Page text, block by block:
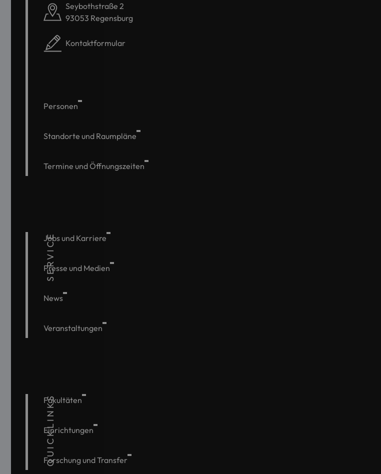
Seybothstraße 2
93053 Regensburg
Kontaktformular
Personen
Standorte und Raumpläne
Termine und Öffnungszeiten
SERVICE
Jobs und Karriere
Presse und Medien
News
Veranstaltungen
QUICKLINKS
Fakultäten
Einrichtungen
Forschung und Transfer